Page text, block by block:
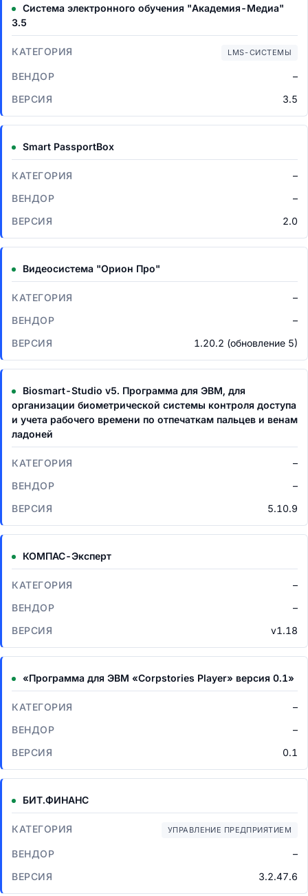
Система электронного обучения "Академия-Медиа"
3.5
LMS-СИСТЕМЫ
–
3.5
Smart PassportBox
–
–
2.0
Видеосистема "Орион Про"
–
–
1.20.2 (обновление 5)
Biosmart-Studio v5. Программа для ЭВМ, для
организации биометрической системы контроля доступа
и учета рабочего времени по отпечаткам пальцев и венам
ладоней
–
–
5.10.9
КОМПАС-Эксперт
–
–
v1.18
«Программа для ЭВМ «Corpstories Player» версия 0.1»
–
–
0.1
БИТ.ФИНАНС
УПРАВЛЕНИЕ ПРЕДПРИЯТИЕМ
–
3.2.47.6